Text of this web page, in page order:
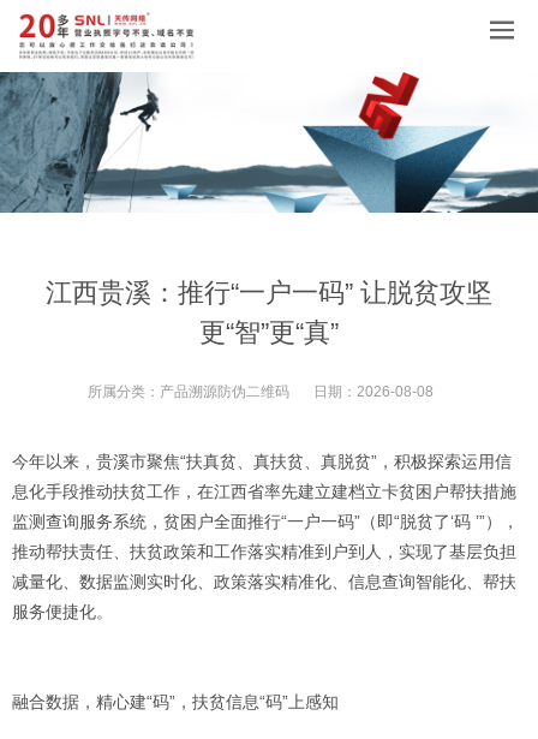
江西贵溪：推行“一户一码” 让脱贫攻坚
更“智”更“真”
所属分类： 产品溯源防伪二维码 日期： 2026-08-08
今年以来，贵溪市聚焦“扶真贫、真扶贫、真脱贫”，积极探索运用信
息化手段推动扶贫工作，在江西省率先建立建档立卡贫困户帮扶措施
监测查询服务系统，贫困户全面推行“一户一码”（即“脱贫了‘码 ’”），
推动帮扶责任、扶贫政策和工作落实精准到户到人，实现了基层负担
减量化、数据监测实时化、政策落实精准化、信息查询智能化、帮扶
服务便捷化。
融合数据，精心建“码”，扶贫信息“码”上感知